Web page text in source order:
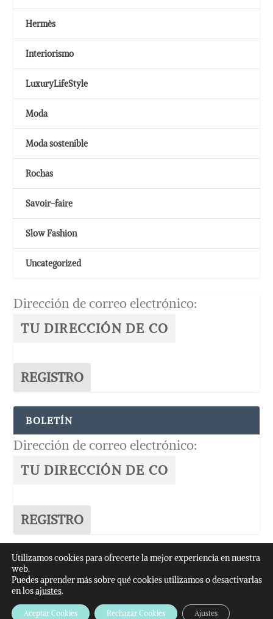
Hermès
Interiorismo
LuxuryLifeStyle
Moda
Moda sostenible
Rochas
Savoir-faire
Slow Fashion
Uncategorized
Dirección de correo electrónico:
BOLETÍN
Dirección de correo electrónico:
© -2026 Anallasa
AVISO LEGAL
Utilizamos cookies para ofrecerte la mejor experiencia en nuestra
web.
Puedes aprender más sobre qué cookies utilizamos o desactivarlas
en losajustes.
Aceptar Cookies Rechazar Cookies Ajustes